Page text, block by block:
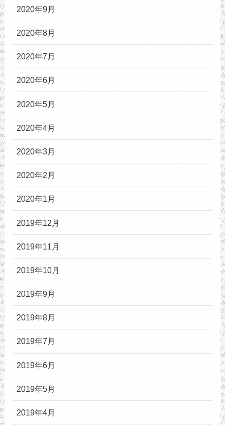
2020年9月
2020年8月
2020年7月
2020年6月
2020年5月
2020年4月
2020年3月
2020年2月
2020年1月
2019年12月
2019年11月
2019年10月
2019年9月
2019年8月
2019年7月
2019年6月
2019年5月
2019年4月